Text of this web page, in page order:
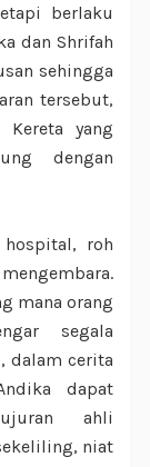
berlaku
dan Shrifah
sehingga
tersebut,
yang
dengan
roh
mana orang
segala
dalam cerita
dapat
ahli
niat